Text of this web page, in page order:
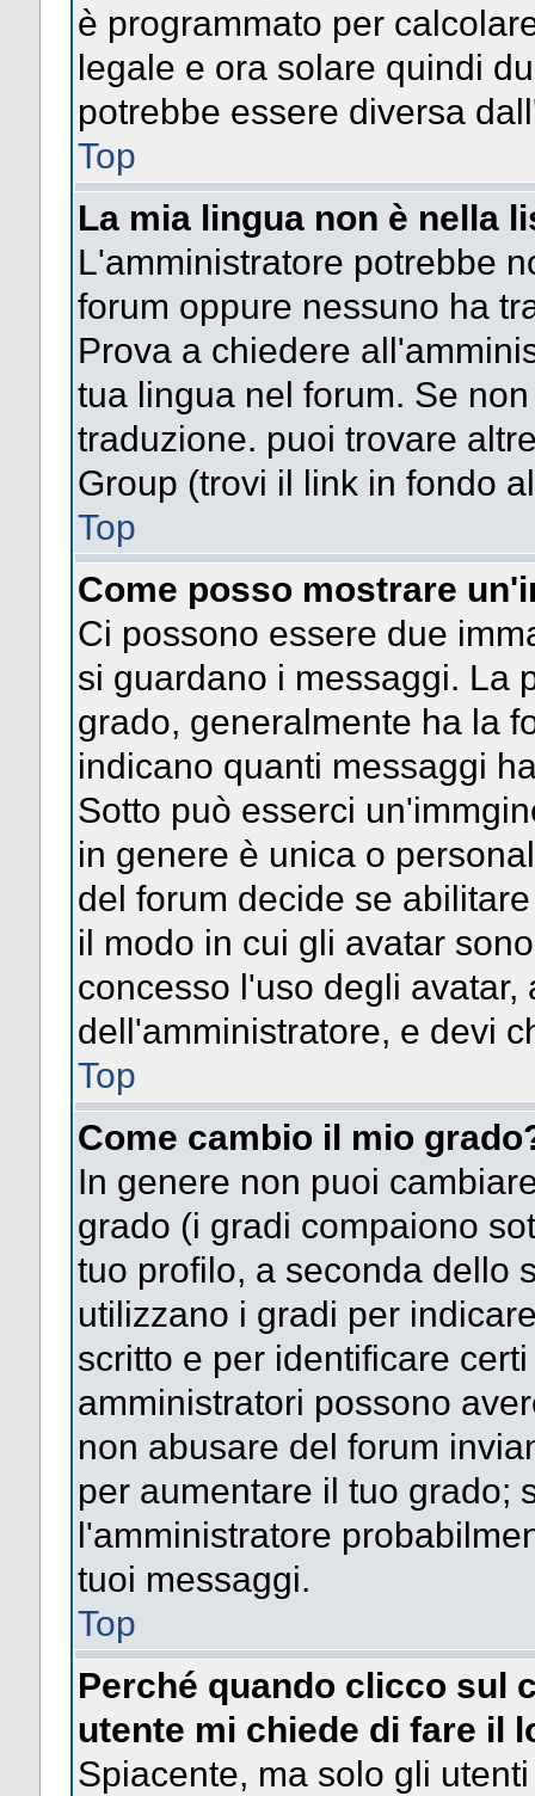
è programmato per
legale e ora solare quindi
potrebbe essere diversa
Top
La mia lingua non è nella
L'amministratore potrebbe
forum oppure nessuno ha
Prova a chiedere
tua lingua nel forum. Se
traduzione. puoi trovare
Group (trovi il link in fondo
Top
Come posso mostrare
Ci possono essere due
si guardano i messaggi. La
grado, generalmente ha la
indicano quanti messaggi
Sotto può esserci
in genere è unica o
del forum decide se
il modo in cui gli avatar
concesso l'uso degli
dell'amministratore, e devi
Top
Come cambio il mio
In genere non puoi
grado (i gradi compaiono
tuo profilo, a seconda dello
utilizzano i gradi per
scritto e per identificare
amministratori possono
non abusare del forum
per aumentare il tuo grado;
l'amministratore
tuoi messaggi.
Top
Perché quando clicco sul
utente mi chiede di fare il
Spiacente, ma solo gli